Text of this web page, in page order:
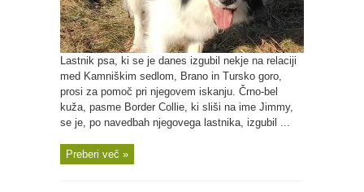
Lastnik psa, ki se je danes izgubil nekje na relaciji
med Kamniškim sedlom, Brano in Tursko goro,
prosi za pomoč pri njegovem iskanju. Črno-bel
kuža, pasme Border Collie, ki sliši na ime Jimmy,
se je, po navedbah njegovega lastnika, izgubil ...
Preberi več »